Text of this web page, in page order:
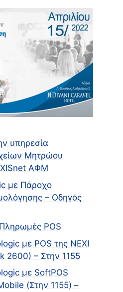
υπηρεσία
Μητρώου
ΑΦΜ
με Πάροχο
– Οδηγός
POS
με POS της NEXI
2600) – Στην 1155
με SoftPOS
(Στην 1155) –